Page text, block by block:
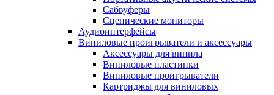
Сабвуферы
Сценические мониторы
Аудиоинтерфейсы
Виниловые проигрыватели и аксессуары
Аксессуары для винила
Виниловые пластинки
Виниловые проигрыватели
Картриджы для виниловых